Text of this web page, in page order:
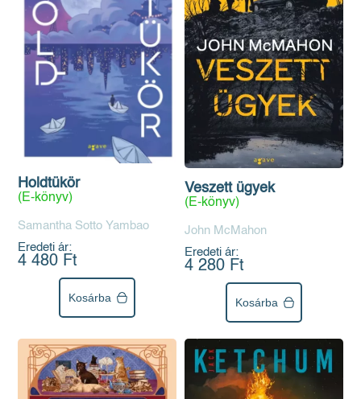
Holdtükör
(E-könyv)
Samantha Sotto Yambao
Eredeti ár:
4 480 Ft
Kosárba
Veszett ügyek
(E-könyv)
John McMahon
Eredeti ár:
4 280 Ft
Kosárba